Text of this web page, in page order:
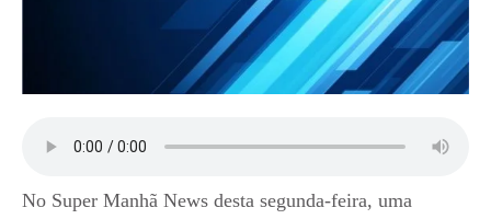
No Super Manhã News desta segunda-feira, uma